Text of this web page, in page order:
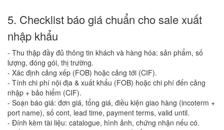
5. Checklist báo giá chuẩn cho sale xuất
nhập khẩu
- Thu thập đầy đủ thông tin khách và hàng hóa: sản phẩm, số
lượng, đóng gói, thị trường.
- Xác định cảng xếp (FOB) hoặc cảng tới (CIF).
- Tính chi phí nội địa & xuất khẩu (FOB) hoặc chi phí đến cảng
nhập + bảo hiểm (CIF).
- Soạn báo giá: đơn giá, tổng giá, điều kiện giao hàng (incoterm +
port name), số cont, lead time, payment terms, valid until.
- Đính kèm tài liệu: catalogue, hình ảnh, chứng nhận nếu có.